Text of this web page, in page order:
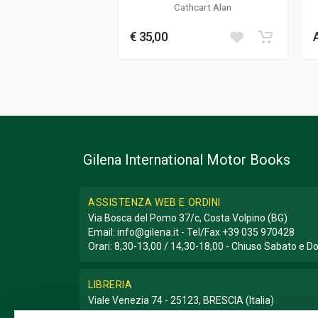
Cathcart Alan
€ 35,00
Gilena International Motor Books
ASSISTENZA WEB E ORDINI
Via Bosca del Pomo 37/c, Costa Volpino (BG)
Email: info@gilena.it - Tel/Fax +39 035 970428
Orari: 8,30-13,00 / 14,30-18,00 - Chiuso Sabato e
LIBRERIA
Viale Venezia 74 - 25123, BRESCIA (Italia)
Email:libreria@gilena.it- Tel/Fax+39 030 3776786